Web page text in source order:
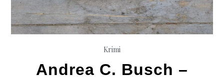
Krimi
Andrea C. Busch –